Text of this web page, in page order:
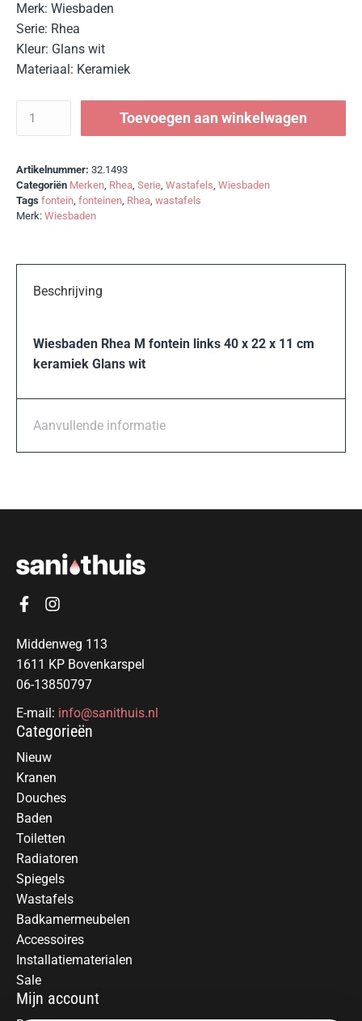
Merk: Wiesbaden
Serie: Rhea
Kleur: Glans wit
Materiaal: Keramiek
Toevoegen aan winkelwagen
Artikelnummer: 32.1493
Categoriën Merken, Rhea, Serie, Wastafels, Wiesbaden
Tags fontein, fonteinen, Rhea, wastafels
Merk: Wiesbaden
Beschrijving
Wiesbaden Rhea M fontein links 40 x 22 x 11 cm
keramiek Glans wit
Aanvullende informatie
Middenweg 113
1611 KP Bovenkarspel
06-13850797
E-mail: info@sanithuis.nl
Categorieën
Nieuw
Kranen
Douches
Baden
Toiletten
Radiatoren
Spiegels
Wastafels
Badkamermeubelen
Accessoires
Installatiematerialen
Sale
Mijn account